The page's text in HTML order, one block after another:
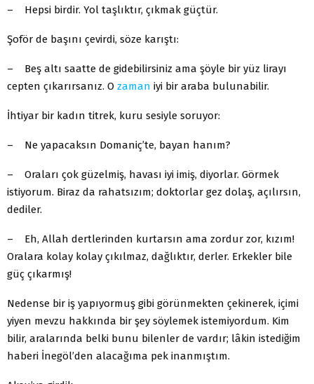
– Hepsi birdir. Yol taşlıktır, çıkmak güçtür.
Şoför de başını çevirdi, söze karıştı:
– Beş altı saatte de gidebilirsiniz ama şöyle bir yüz lirayı
cepten çıkarırsanız. O zaman iyi bir araba bulunabilir.
İhtiyar bir kadın titrek, kuru sesiyle soruyor:
– Ne yapacaksın Domaniç’te, bayan hanım?
– Oraları çok güzelmiş, havası iyi imiş, diyorlar. Görmek
istiyorum. Biraz da rahatsızım; doktorlar gez dolaş, açılırsın,
dediler.
– Eh, Allah dertlerinden kurtarsın ama zordur zor, kızım!
Oralara kolay kolay çıkılmaz, dağlıktır, derler. Erkekler bile
güç çıkarmış!
Nedense bir iş yapıyormuş gibi görünmekten çekinerek, içimi
yiyen mevzu hakkında bir şey söylemek istemiyordum. Kim
bilir, aralarında belki bunu bilenler de vardır; lâkin istediğim
haberi İnegöl’den alacağıma pek inanmıştım.